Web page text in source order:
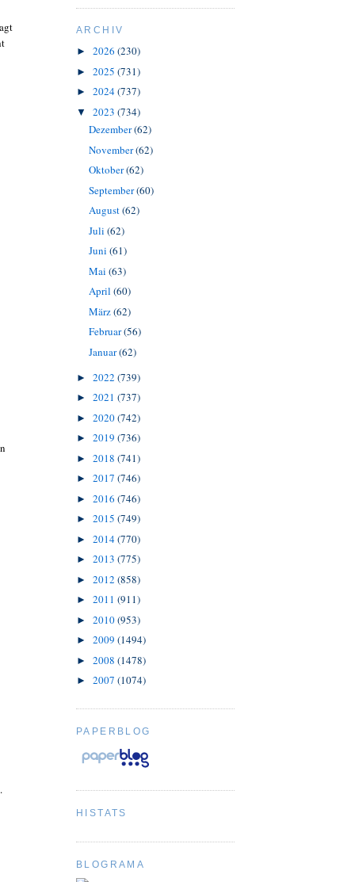
ARCHIV
► 2026 (230)
► 2025 (731)
► 2024(737)
▼ 2023 (734)
Dezember(62)
November(62)
Oktober(62)
September(60)
August(62)
Juli (62)
Juni (61)
Mai (63)
April (60)
März(62)
Februar(56)
Januar(62)
► 2022 (739)
► 2021 (737)
► 2020(742)
► 2019 (736)
► 2018 (741)
► 2017 (746)
► 2016 (746)
► 2015 (749)
► 2014(770)
► 2013 (775)
► 2012 (858)
► 2011 (911)
► 2010(953)
► 2009 (1494)
► 2008 (1478)
► 2007 (1074)
PAPERBLOG
HISTATS
BLOGRAMA